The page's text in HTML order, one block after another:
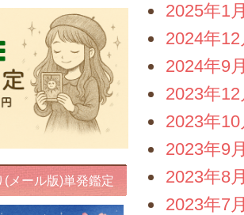
2025年1
2024年12
2024年9
2023年12
2023年10
2023年9
2023年8
2023年7
(メール版)単発鑑定